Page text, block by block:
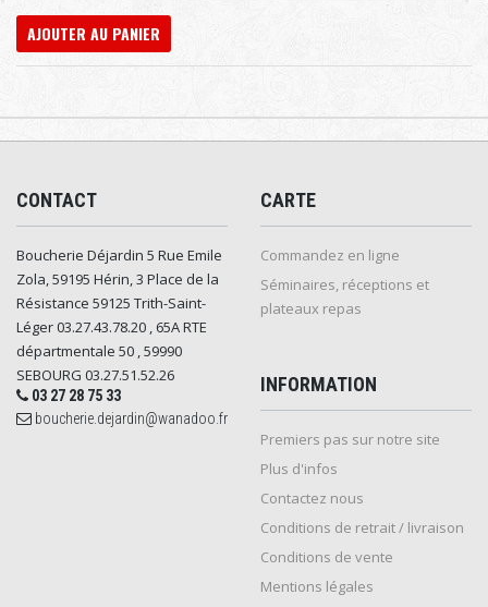
AJOUTER AU PANIER
CONTACT
Boucherie Déjardin 5 Rue Emile
Zola, 59195 Hérin, 3 Place de la
Résistance 59125 Trith-Saint-
Léger 03.27.43.78.20 , 65A RTE
départmentale 50 , 59990
SEBOURG 03.27.51.52.26
03 27 28 75 33
boucherie.dejardin@wanadoo.fr
CARTE
Commandez en ligne
Séminaires, réceptions et
plateaux repas
INFORMATION
Premiers pas sur notre site
Plus d'infos
Contactez nous
Conditions de retrait / livraison
Conditions de vente
Mentions légales